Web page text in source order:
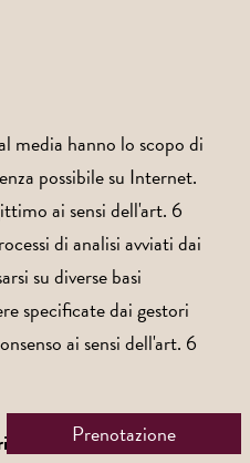
media hanno lo scopo di
possibile su Internet.
ai sensi dell'art. 6
di analisi avviati dai
su diverse basi
specificate dai gestori
ai sensi dell'art. 6
dei diritti
Prenotazione